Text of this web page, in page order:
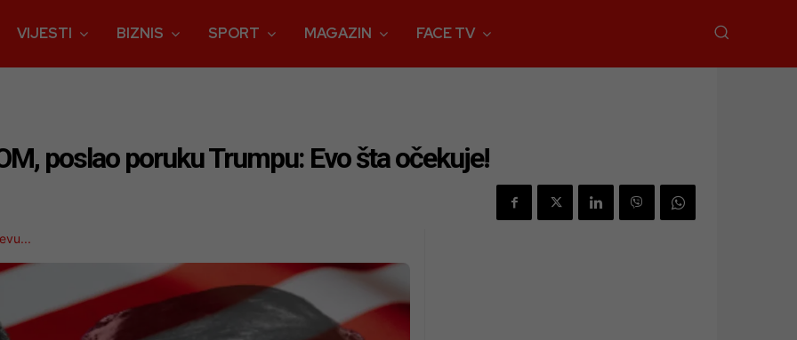
VIJESTI BIZNIS SPORT MAGAZIN FACE TV
poslao poruku Trumpu: Evo šta očekuje!